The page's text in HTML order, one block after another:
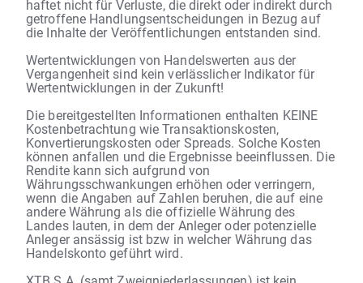
haftet nicht für Verluste, die direkt oder indirekt durch
getroffene Handlungsentscheidungen in Bezug auf
die Inhalte der Veröffentlichungen entstanden sind.
Wertentwicklungen von Handelswerten aus der
Vergangenheit sind kein verlässlicher Indikator für
Wertentwicklungen in der Zukunft!
Die bereitgestellten Informationen enthalten KEINE
Kostenbetrachtung wie Transaktionskosten,
Konvertierungskosten oder Spreads. Solche Kosten
können anfallen und die Ergebnisse beeinflussen. Die
Rendite kann sich aufgrund von
Währungsschwankungen erhöhen oder verringern,
wenn die Angaben auf Zahlen beruhen, die auf eine
andere Währung als die offizielle Währung des
Landes lauten, in dem der Anleger oder potenzielle
Anleger ansässig ist bzw in welcher Währung das
Handelskonto geführt wird.